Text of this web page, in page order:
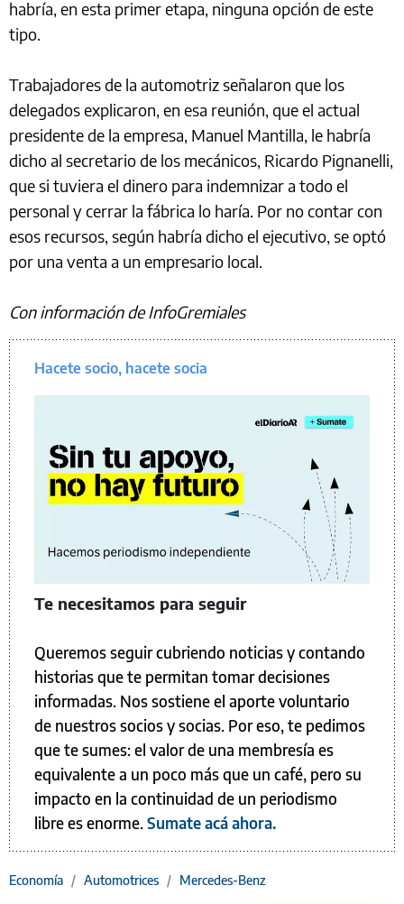
habría, en esta primer etapa, ninguna opción de este
tipo.
Trabajadores de la automotriz señalaron que los
delegados explicaron, en esa reunión, que el actual
presidente de la empresa, Manuel Mantilla, le habría
dicho al secretario de los mecánicos, Ricardo Pignanelli,
que si tuviera el dinero para indemnizar a todo el
personal y cerrar la fábrica lo haría. Por no contar con
esos recursos, según habría dicho el ejecutivo, se optó
por una venta a un empresario local.
Con información de InfoGremiales
Hacete socio, hacete socia
Te necesitamos para seguir
Queremos seguir cubriendo noticias y contando
historias que te permitan tomar decisiones
informadas. Nos sostiene el aporte voluntario
de nuestros socios y socias. Por eso, te pedimos
que te sumes: el valor de una membresía es
equivalente a un poco más que un café, pero su
impacto en la continuidad de un periodismo
libre es enorme.Sumate acá ahora.
Economía / Automotrices / Mercedes-Benz